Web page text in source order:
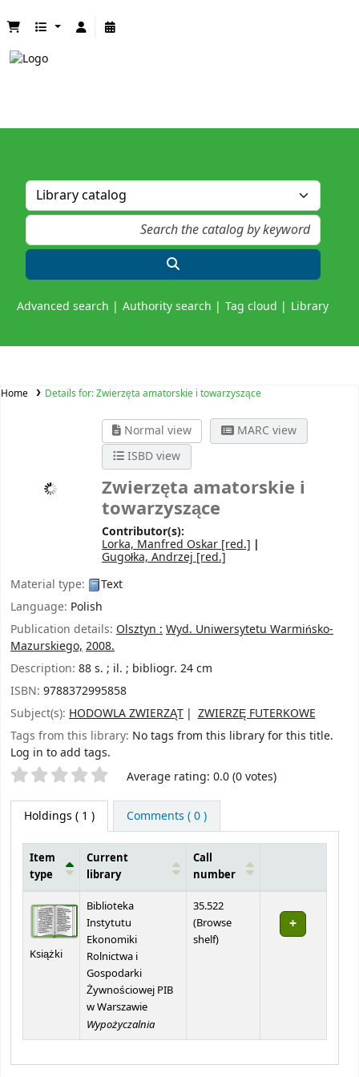
Advanced search Authority search Tag cloud Library
Home Details for:Zwierzęta amatorskie i towarzyszące
Normal view
MARC view
ISBD view
Zwierzęta amatorskie i
towarzyszące
Contributor(s):
Lorka, Manfred Oskar [red.]
Gugołka, Andrzej [red.]
Material type:
Text
Language: Polish
Publication details: Olsztyn : Wyd. Uniwersytetu Warmińsko-
Mazurskiego, 2008.
Description: 88 s. ; il. ; bibliogr. 24 cm
ISBN: 9788372995858
Subject(s): HODOWLA ZWIERZĄT
ZWIERZĘ FUTERKOWE
Tags from this library: No tags from this library for this title.
Log in to add tags.
Star ratings Average rating: 0.0 (0 votes)
Holdings ( 1 ) Comments ( 0 )
Item
type
Current
library
Call
number
Książki
Biblioteka
Instytutu
Ekonomiki
Rolnictwa i
Gospodarki
Żywnościowej PIB
w Warszawie
Wypożyczalnia
35.522
(Browse
shelf(Opens below)
)